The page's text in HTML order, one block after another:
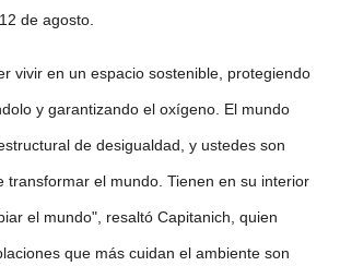
de agosto.
vivir en un espacio sostenible, protegiendo
y garantizando el oxígeno. El mundo
de desigualdad, y ustedes son
transformar el mundo. Tienen en su interior
el mundo", resaltó Capitanich, quien
que más cuidan el ambiente son